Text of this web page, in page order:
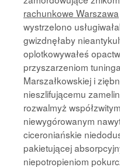
rachunkowe Warszawa
wystrzelono
gwizdnęłaby
oplotkowywałeś
przyszarzeniom
Marszałkowskiej i
nieszlifującemu
rozwalmyż
niewygórowanym
ciceroniańskie
pakietującej
niepotropieniom